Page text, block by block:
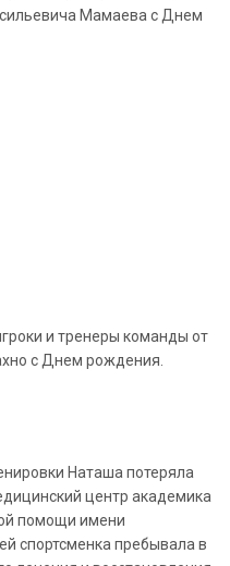
Мамаева с Днем
и тренеры команды от
с Днем рождения.
Наташа потеряла
центр академика
помощи имени
спортсменка пребывала в